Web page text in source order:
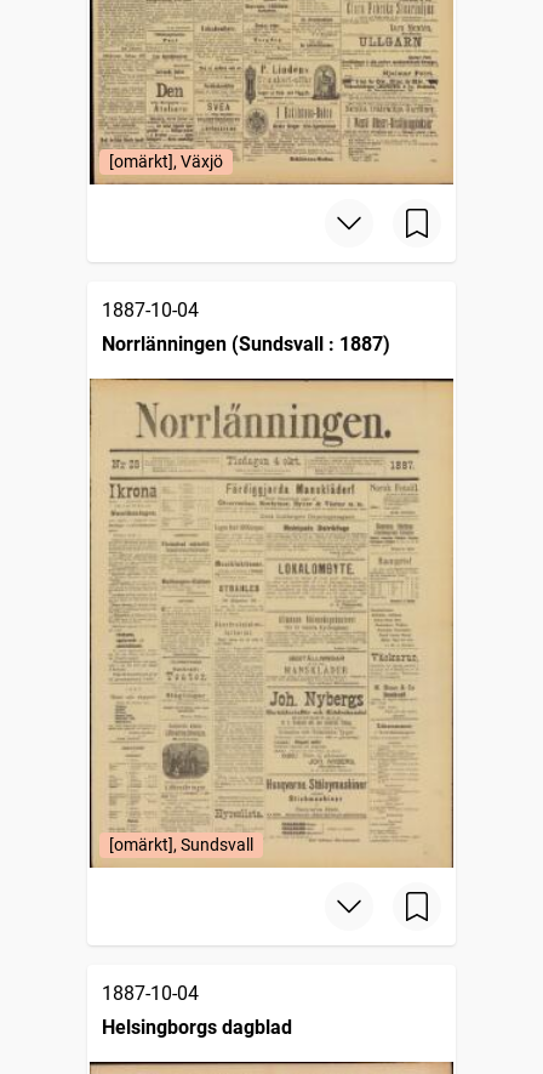
[omärkt], Växjö
1887-10-04
Norrlänningen (Sundsvall : 1887)
[omärkt], Sundsvall
1887-10-04
Helsingborgs dagblad